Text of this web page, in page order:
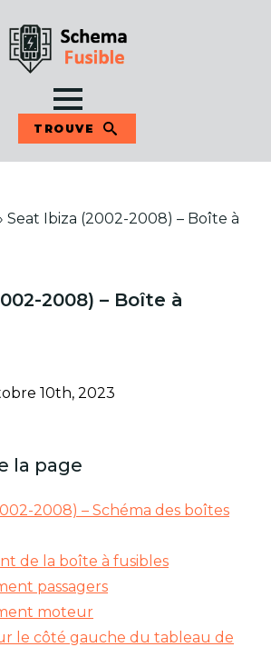
TROUVE
Seat Ibiza (2002-2008) – Boîte à
2008) – Boîte à
10th, 2023
la page
2008) – Schéma des boîtes
de la boîte à fusibles
passagers
moteur
le côté gauche du tableau de